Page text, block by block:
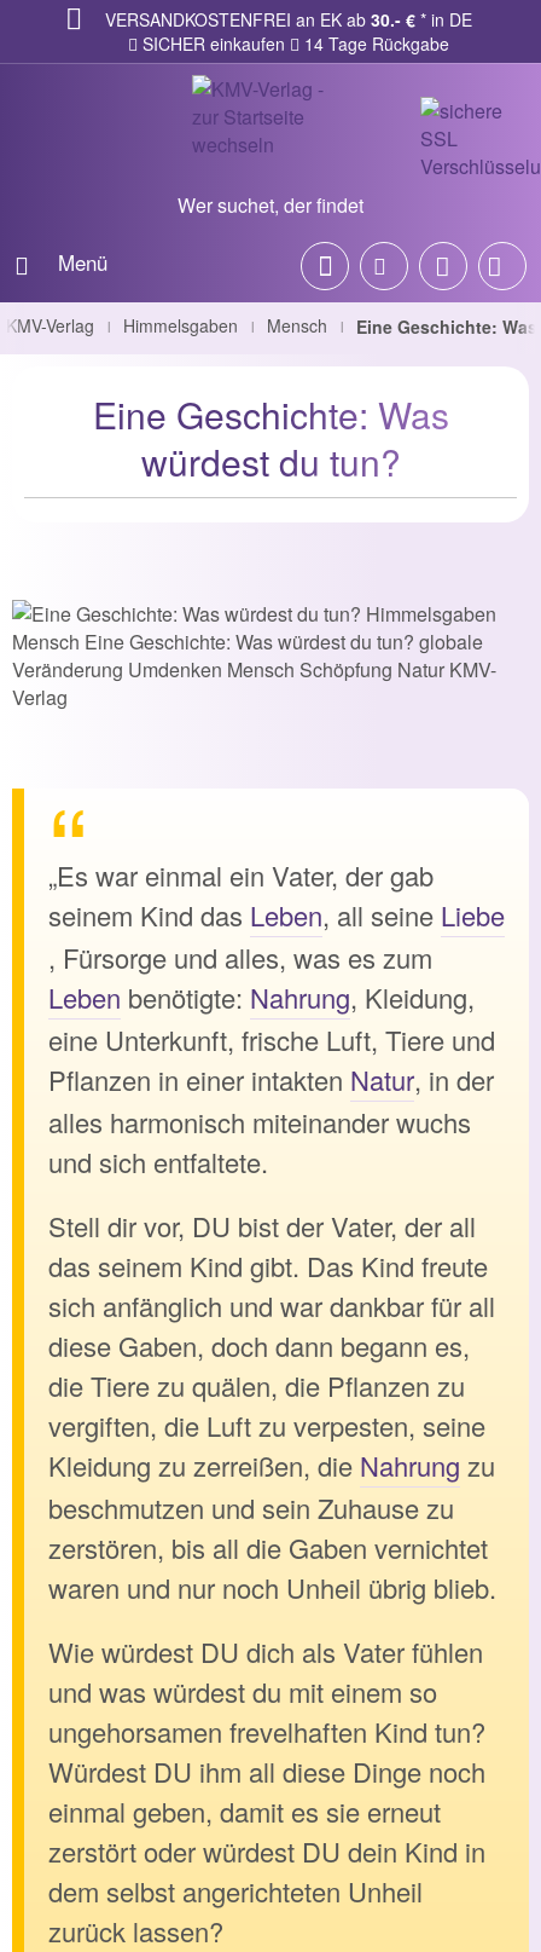
VERSANDKOSTENFREI an EK ab 30.- € * in DE
SICHER einkaufen
14 Tage Rückgabe
Wer suchet, der findet
Menü
KMV-Verlag | Himmelsgaben | Mensch | Eine Geschichte:
Eine Geschichte: Was
würdest du tun?
„Es war einmal ein Vater, der gab
seinem Kind das Leben, all seine Liebe
, Fürsorge und alles, was es zum
Leben benötigte: Nahrung, Kleidung,
eine Unterkunft, frische Luft, Tiere und
Pflanzen in einer intakten Natur, in der
alles harmonisch miteinander wuchs
und sich entfaltete.
Stell dir vor, DU bist der Vater, der all
das seinem Kind gibt. Das Kind freute
sich anfänglich und war dankbar für all
diese Gaben, doch dann begann es,
die Tiere zu quälen, die Pflanzen zu
vergiften, die Luft zu verpesten, seine
Kleidung zu zerreißen, die Nahrung zu
beschmutzen und sein Zuhause zu
zerstören, bis all die Gaben vernichtet
waren und nur noch Unheil übrig blieb.
Wie würdest DU dich als Vater fühlen
und was würdest du mit einem so
ungehorsamen frevelhaften Kind tun?
Würdest DU ihm all diese Dinge noch
einmal geben, damit es sie erneut
zerstört oder würdest DU dein Kind in
dem selbst angerichteten Unheil
zurück lassen?